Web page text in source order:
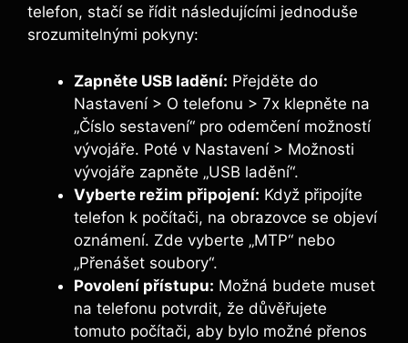
telefon, stačí se řídit následujícími jednoduše
srozumitelnými pokyny:
Zapněte USB ladění: Přejděte do
Nastavení > O telefonu > 7x klepněte na
„Číslo sestavení“ pro odemčení možností
vývojáře. Poté v Nastavení > Možnosti
vývojáře zapněte „USB ladění“.
Vyberte režim připojení: Když připojíte
telefon k počítači, na obrazovce se objeví
oznámení. Zde vyberte „MTP“ nebo
„Přenášet soubory“.
Povolení přístupu: Možná budete muset
na telefonu potvrdit, že důvěřujete
tomuto počítači, aby bylo možné přenos